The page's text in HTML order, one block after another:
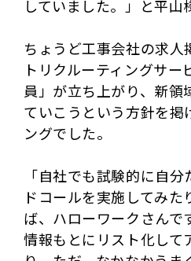
していました。」と平山
ちょうど工事会社の求人
トリクルーティングサー
員」が立ち上がり、新領
ていこうという方針を掲
ングでした。
「自社でも試験的に自
ドコールを実施してみた
ば、ハローワークさんで
情報もとにリスト化して